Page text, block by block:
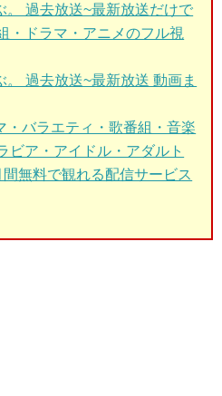
。 過去放送~最新放送だけで
・ドラマ・アニメのフル視
。 過去放送~最新放送 動画ま
・バラエティ・歌番組・音楽
ビア・アイドル・アダルト
無料で観れる配信サービス